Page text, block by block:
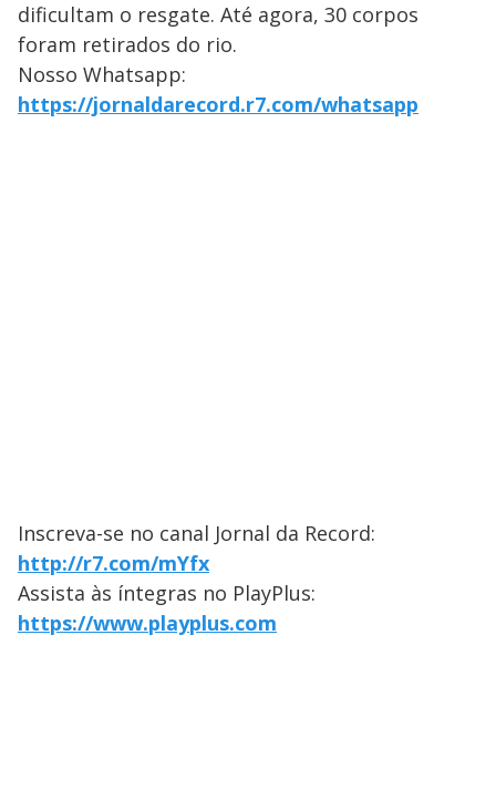
dificultam o resgate. Até agora, 30 corpos
foram retirados do rio.
Nosso Whatsapp:
https://jornaldarecord.r7.com/whatsapp
Inscreva-se no canal Jornal da Record:
http://r7.com/mYfx
Assista às íntegras no PlayPlus:
https://www.playplus.com